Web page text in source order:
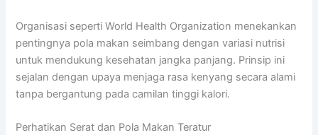
Organisasi sepertiWorld Health Organization menekankan
pentingnya pola makan seimbang dengan variasi nutrisi
untuk mendukung kesehatan jangka panjang. Prinsip ini
sejalan dengan upaya menjaga rasa kenyang secara alami
tanpa bergantung pada camilan tinggi kalori.
Perhatikan Serat dan Pola Makan Teratur